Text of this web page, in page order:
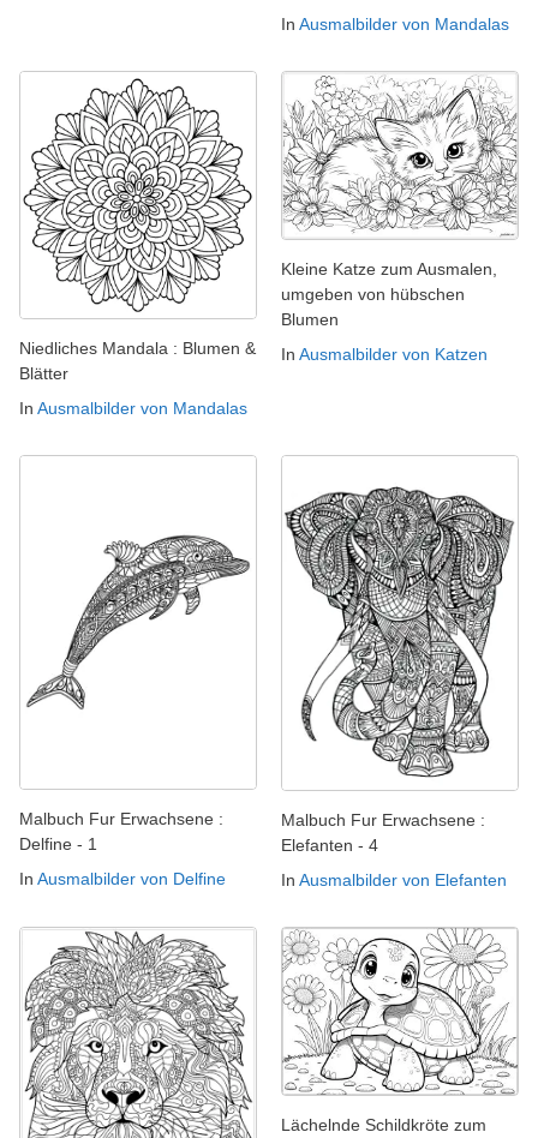
In Ausmalbilder von Mandalas
Niedliches Mandala : Blumen &
Blätter
In Ausmalbilder von Mandalas
Kleine Katze zum Ausmalen,
umgeben von hübschen
Blumen
In Ausmalbilder von Katzen
Malbuch Fur Erwachsene :
Delfine - 1
In Ausmalbilder von Delfine
Malbuch Fur Erwachsene :
Elefanten - 4
In Ausmalbilder von Elefanten
Lächelnde Schildkröte zum